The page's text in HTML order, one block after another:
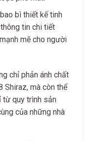
bì thiết kế tinh
tin chi tiết
mẽ cho người
chỉ phản ánh chất
Shiraz, mà còn thể
từ quy trình sản
của những nhà